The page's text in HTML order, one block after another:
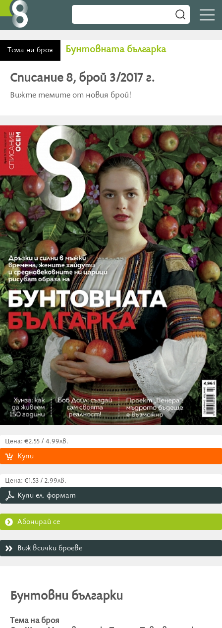
Тема на броя Бунтовната българка
Списание 8, брой 3/2017 г.
Вижте темите от новия брой!
Цена: €2.55 / 4.99лв.
Купи
Цена: €1.53 / 2.99лв.
Купи ел. формат
Абонирай се
Виж всички броеве
Бунтовни българки
Тема на броя